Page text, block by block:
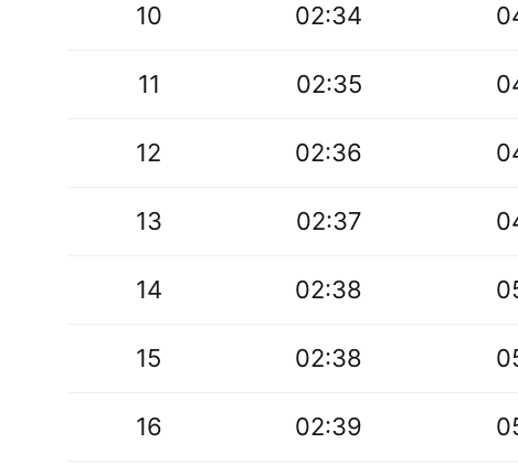
10 02:34
11 02:35
12 02:36
13 02:37
14 02:38
15 02:38
16 02:39